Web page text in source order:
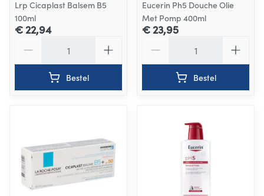
Lrp Cicaplast Balsem B5
100ml
€ 22,94
Bestel
Eucerin Ph5 Douche Olie
Met Pomp 400ml
€ 23,95
Bestel